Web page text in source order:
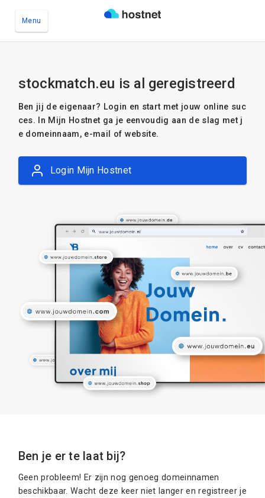
Menu
stockmatch.eu is al geregistreerd
Ben jij de eigenaar? Login en start met jouw online suc
ces. In Mijn Hostnet ga je eenvoudig aan de slag met j
e domeinnaam, e-mail of website.
Login Mijn Hostnet
Ben je er te laat bij?
Geen probleem! Er zijn nog genoeg domeinnamen
beschikbaar. Wacht deze keer niet langer en registreer je